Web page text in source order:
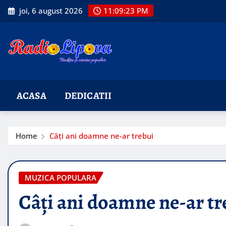
Skip
to
joi, 6 august 2026 11:09:24 PM
ACASA DEDICATII
Home Câți ani doamne ne-ar trebui
MUZICA POPULARA
Câți ani doamne ne-ar